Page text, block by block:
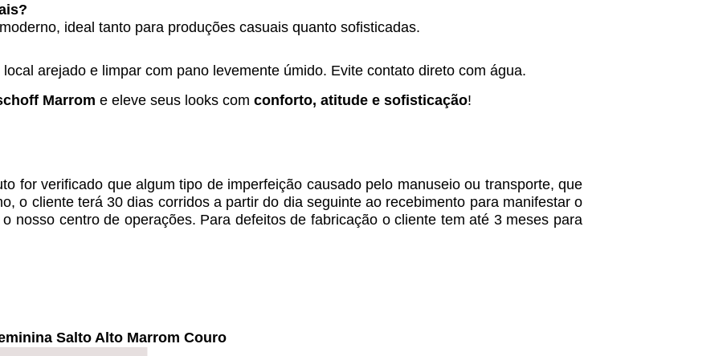
ideal tanto para produções casuais quanto sofisticadas.
arejado e limpar com pano levemente úmido. Evite contato direto com água.
Marrom e eleve seus looks com conforto, atitude e sofisticação!
for verificado que algum tipo de imperfeição causado pelo manuseio ou transporte, que
o cliente terá 30 dias corridos a partir do dia seguinte ao recebimento para manifestar o
nosso centro de operações. Para defeitos de fabricação o cliente tem até 3 meses para
Salto Alto Marrom Couro